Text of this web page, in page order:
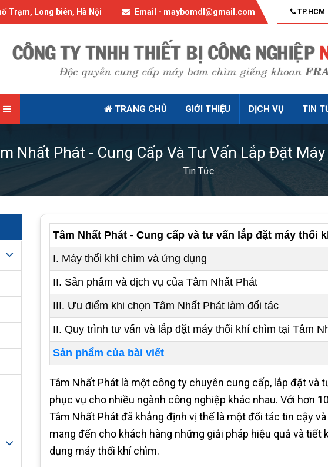
Trạm, Long biên, Hà Nội Email - maybomdl@gmail.com TP.HCM
TRANG CHỦ GIỚI THIỆU DỊCH VỤ TIN
Nhất Phát - Cung Cấp Và Tư Vấn Lắp Đặt
Tin Tức
Tâm Nhất Phát - Cung cấp và tư vấn lắp đặt máy thổi
I. Máy thổi khí chìm và ứng dụng
II. Sản phẩm và dịch vụ của Tâm Nhất Phát
III. Ưu điểm khi chọn Tâm Nhất Phát làm đối tác
II. Quy trình tư vấn và lắp đặt máy thổi khí chìm tại Tâm
Sản phẩm của bài viết
Tâm Nhất Phát là một công ty chuyên cung cấp, lắp đặt và
phục vụ cho nhiều ngành công nghiệp khác nhau. Với hơn
Tâm Nhất Phát đã khẳng định vị thế là một đối tác tin cậy
mang đến cho khách hàng những giải pháp hiệu quả và
dụng máy thổi khí chìm.